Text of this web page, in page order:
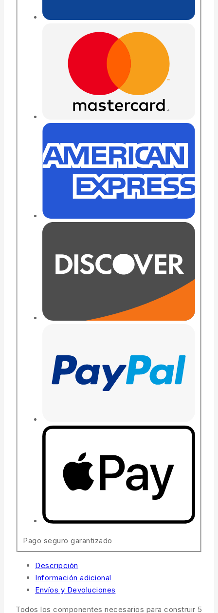
Pago seguro garantizado
Descripción
Información adicional
Envíos y Devoluciones
Todos los componentes necesarios para construir 5